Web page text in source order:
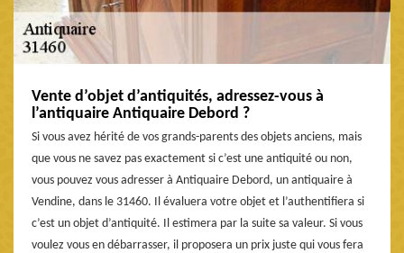
Vente d’objet d’antiquités, adressez-vous à
l’antiquaire Antiquaire Debord ?
Si vous avez hérité de vos grands-parents des objets anciens, mais
que vous ne savez pas exactement si c’est une antiquité ou non,
vous pouvez vous adresser à Antiquaire Debord, un antiquaire à
Vendine, dans le 31460. Il évaluera votre objet et l’authentifiera si
c’est un objet d’antiquité. Il estimera par la suite sa valeur. Si vous
voulez vous en débarrasser, il proposera un prix juste qui vous fera